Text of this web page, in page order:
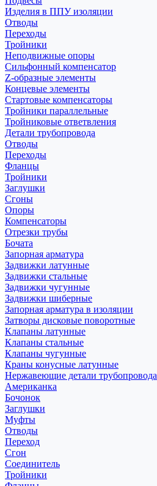
Изделия в ППУ изоляции
Отводы
Переходы
Тройники
Неподвижные опоры
Cильфонный компенсатор
Z-образные элементы
Концевые элементы
Стартовые компенсаторы
Тройники параллельные
Тройниковые ответвления
Детали трубопровода
Отводы
Переходы
Фланцы
Тройники
Заглушки
Сгоны
Опоры
Компенсаторы
Отрезки трубы
Бочата
Запорная арматура
Задвижки латунные
Задвижки стальные
Задвижки чугунные
Задвижки шиберные
Запорная арматура в изоляции
Затворы дисковые поворотные
Клапаны латунные
Клапаны стальные
Клапаны чугунные
Краны конусные латунные
Нержавеющие детали трубопровода
Американка
Бочонок
Заглушки
Муфты
Отводы
Переход
Сгон
Соединитель
Тройники